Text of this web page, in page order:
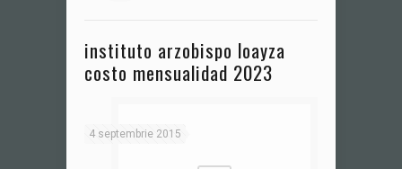
instituto arzobispo loayza
costo mensualidad 2023
4 septembrie 2015